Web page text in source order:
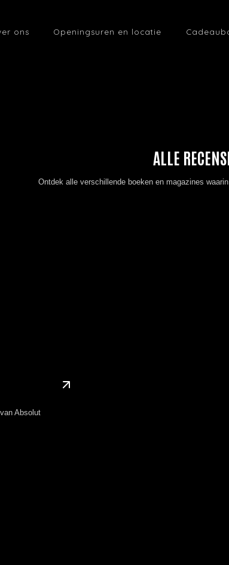
ons Openingsuren en locatie
ALLE
Ontdek alle verschillende boeken en magazines
Absolut